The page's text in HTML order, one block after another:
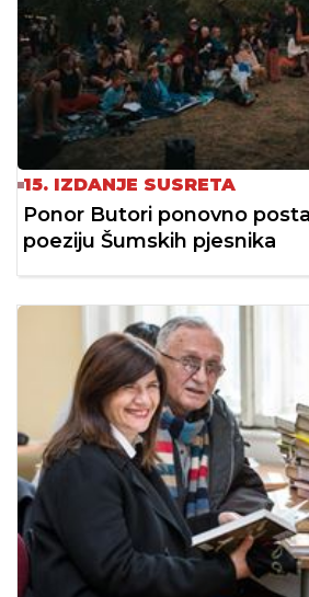
15. IZDANJE SUSRETA
Ponor Butori ponovno
poeziju Šumskih pjesnika